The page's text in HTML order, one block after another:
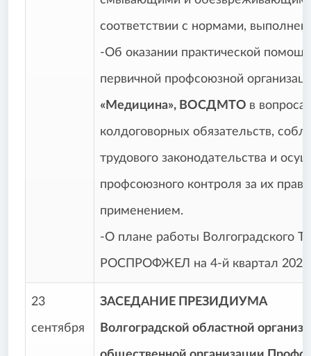
соответствии с нормами,
-Об оказании практической
первичной профсоюзной
«Медицина», ВОСДМТО в
колдоговорных обязательств,
трудового законода­тельства и
профсоюзного контроля за их
применением.
-О плане работы Волгоградского
РОСПРОФЖЕЛ на 4-й квартал 2021
23
сентября
ЗАСЕДАНИЕ ПРЕЗИДИУМА
Волгоградской областной